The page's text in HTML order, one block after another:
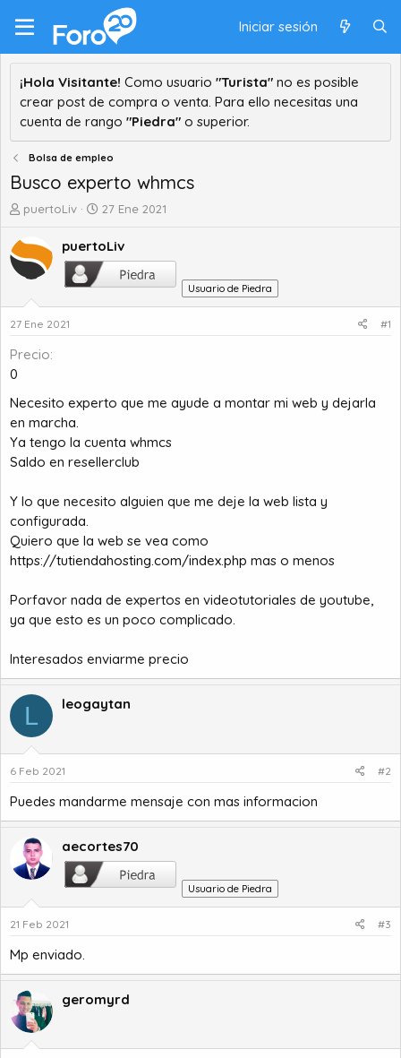
Iniciar sesión
¡Hola Visitante! Como usuario "Turista" no es posible
crear post de compra o venta. Para ello necesitas una
cuenta de rango "Piedra" o superior.
Bolsa de empleo
Busco experto whmcs
A
t
o
r
e
t
m
puertoLiv
F
c
h
e
o
27 Ene 2021
puertoLiv
Usuario de Piedra
27 Ene 2021 #1
Precio
0
Necesito experto que me ayude a montar mi web y dejarla
en marcha.
Ya tengo la cuenta whmcs
Saldo en resellerclub
Y lo que necesito alguien que me deje la web lista y
configurada.
Quiero que la web se vea como
https://tutiendahosting.com/index.php mas o menos
Porfavor nada de expertos en videotutoriales de youtube,
ya que esto es un poco complicado.
Interesados enviarme precio
L leogaytan
6 Feb 2021 #2
Puedes mandarme mensaje con mas informacion
aecortes70
Usuario de Piedra
21 Feb 2021 #3
Mp enviado.
geromyrd